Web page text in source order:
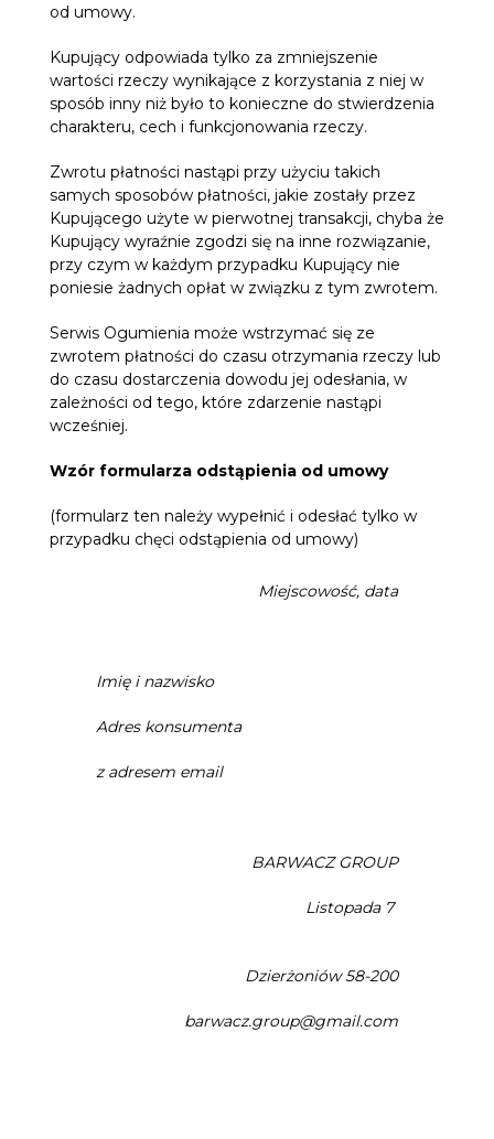
od umowy.
Kupujący odpowiada tylko za zmniejszenie
wartości rzeczy wynikające z korzystania z niej w
sposób inny niż było to konieczne do stwierdzenia
charakteru, cech i funkcjonowania rzeczy.
Zwrotu płatności nastąpi przy użyciu takich
samych sposobów płatności, jakie zostały przez
Kupującego użyte w pierwotnej transakcji, chyba że
Kupujący wyraźnie zgodzi się na inne rozwiązanie,
przy czym w każdym przypadku Kupujący nie
poniesie żadnych opłat w związku z tym zwrotem.
Serwis Ogumienia może wstrzymać się ze
zwrotem płatności do czasu otrzymania rzeczy lub
do czasu dostarczenia dowodu jej odesłania, w
zależności od tego, które zdarzenie nastąpi
wcześniej.
Wzór formularza odstąpienia od umowy
(formularz ten należy wypełnić i odesłać tylko w
przypadku chęci odstąpienia od umowy)
Miejscowość, data
Imię i nazwisko
Adres konsumenta
z adresem email
BARWACZ GROUP
Listopada 7
Dzierżoniów 58-200
barwacz.group@gmail.com